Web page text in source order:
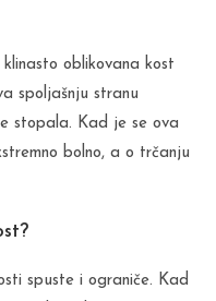
oblikovana kost
spoljašnju stranu
stopala. Kad je se ova
bolno, a o trčanju
spuste i ograniče. Kad